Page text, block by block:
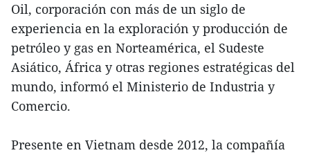
Oil, corporación con más de un siglo de
experiencia en la exploración y producción de
petróleo y gas en Norteamérica, el Sudeste
Asiático, África y otras regiones estratégicas del
mundo, informó el Ministerio de Industria y
Comercio.
Presente en Vietnam desde 2012, la compañía